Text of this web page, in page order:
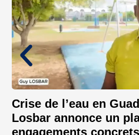
Crise de l’eau en
Losbar annonce un
engagements concrets